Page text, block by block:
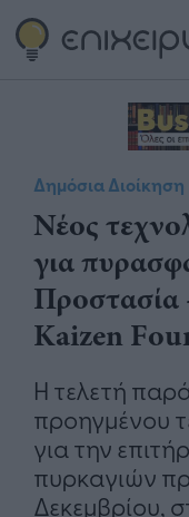
Δημόσια Διοίκηση
Νέος
για
Kaizen
Η τελετή
προηγμένου
για την
πυρκαγιών
Δεκεμβρίου,